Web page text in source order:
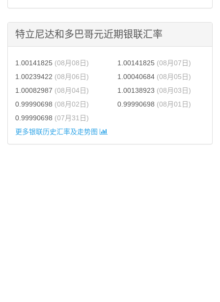
特立尼达和多巴哥元近期银联汇率
1.00141825 (08月08日) 1.00141825 (08月07日)
1.00239422 (08月06日) 1.00040684 (08月05日)
1.00082987 (08月04日) 1.00138923 (08月03日)
0.99990698 (08月02日) 0.99990698 (08月01日)
0.99990698 (07月31日)
更多银联历史汇率及走势图